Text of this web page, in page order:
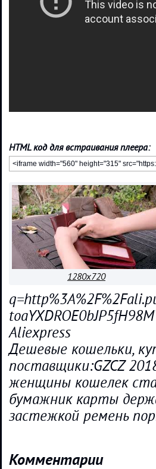
HTML код для встраивания плеера:
1280x720
Aliexpress
Дешевые кошельки,
поставщики:GZCZ
женщины кошелек
бумажник карты
застежкой ремень
Комментарии